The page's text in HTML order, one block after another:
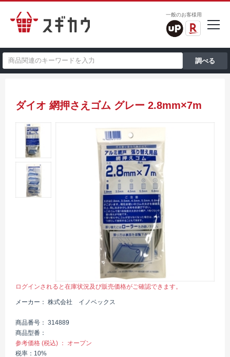
一般のお客様用
ダイオ 網押さえゴム グレー 2.8mm×7m
ログインされると在庫状況及び販売価格がご確認できます。
メーカー 株式会社 イノベックス
商品番号
314889
商品型番
参考価格 (税込)
オープン
税率
10%